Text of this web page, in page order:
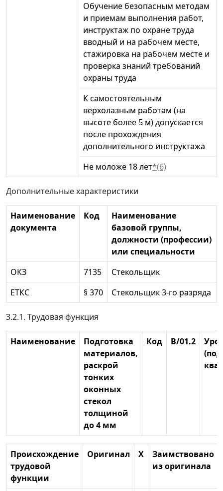
Обучение безопасным методам
и приемам выполнения работ,
инструктаж по охране труда
вводный и на рабочем месте,
стажировка на рабочем месте и
проверка знаний требований
охраны труда
К самостоятельным
верхолазным работам (на
высоте более 5 м) допускается
после прохождения
дополнительного инструктажа
Не моложе 18 лет*(6)
Дополнительные характеристики
Наименование
документа
Код
Наименование
базовой группы,
должности (профессии)
или специальности
ОКЗ
7135
Стекольщик
ЕТКС
§ 370 Стекольщик 3-го разряда
3.2.1. Трудовая функция
Наименование
Подготовка
материалов,
раскрой
тонких
оконных
стекол
толщиной
до 4 мм
Код В/01.2
Происхождение
трудовой
функции
Оригинал X
Заимствовано
из оригинала